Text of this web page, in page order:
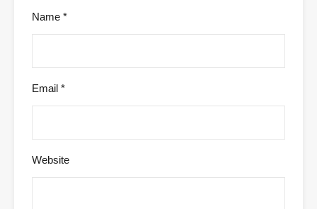
Name *
Email *
Website